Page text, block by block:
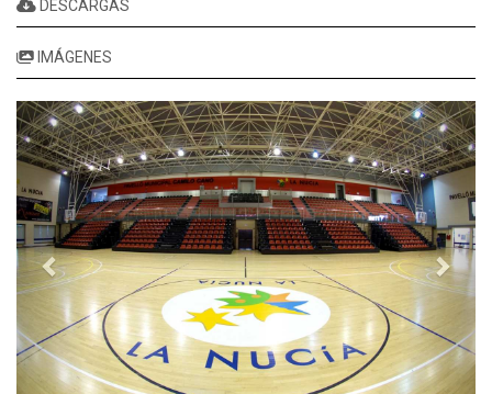
DESCARGAS
IMÁGENES